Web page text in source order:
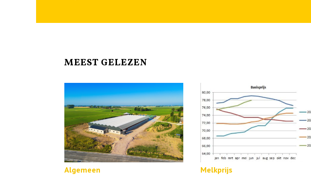
MEEST GELEZEN
Algemeen Melkprijs